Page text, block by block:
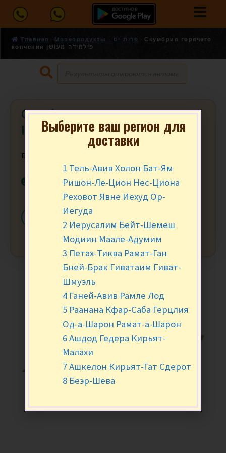
Главная Морепродукты - פרות ים
Скумбрия горячего
копчения פילמידה מעושן
Скумбрия горячего копчения
פילמידה מעושן
₪
В наличии
+
Выберите ваш регион для
доставки
1 Тель-Авив Холон Бат-Ям
Ришон-Ле-Цион Нес-Циона
Реховот Явне Иехуд Ор-
Иегуда
2 Иерусалим Бейт-Шемеш
Модиин Маале-Адумим
3 Петах-Тиква Рамат-Ган
Бней-Брак Гиватаим Гиват-
Шмуэль
4 Ганей-Авив Рамле Лод
5 Раанана Кфар-Саба Герцлия
Од-а-Шарон Рамат-а-Шарон
6 Ашдод Гедера Кирьят-
Малахи
7 Ашкелон Кирьят-Гат Сдерот
8 Беэр-Шева